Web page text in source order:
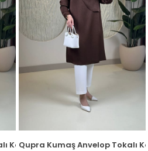
KSR 2003
Kadın Tunik Siyah QTN 7104
Qupra Kumaş Anvelop Tokalı